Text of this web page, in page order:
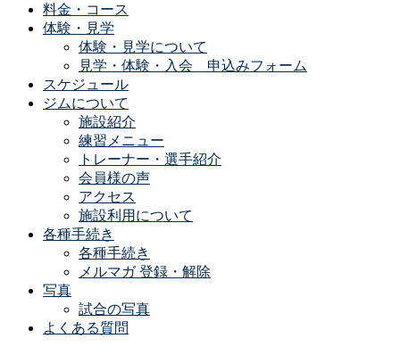
料金・コース
体験・見学
体験・見学について
見学・体験・入会 申込みフォーム
スケジュール
ジムについて
施設紹介
練習メニュー
トレーナー・選手紹介
会員様の声
アクセス
施設利用について
各種手続き
各種手続き
メルマガ 登録・解除
写真
試合の写真
よくある質問